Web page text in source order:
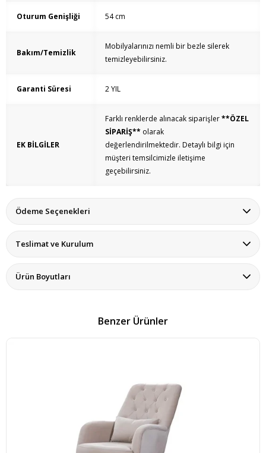
Oturum Genişliği 54 cm
Bakım/Temizlik
Mobilyalarınızı nemli bir bezle silerek
temizleyebilirsiniz.
Garanti Süresi 2 YIL
EK BİLGİLER
Farklı renklerde alınacak siparişler**ÖZEL
SİPARİŞ** olarak
değerlendirilmektedir. Detaylı bilgi için
müşteri temsilcimizle iletişime
geçebilirsiniz.
Ödeme Seçenekleri
Teslimat ve Kurulum
Ürün Boyutları
Benzer Ürünler